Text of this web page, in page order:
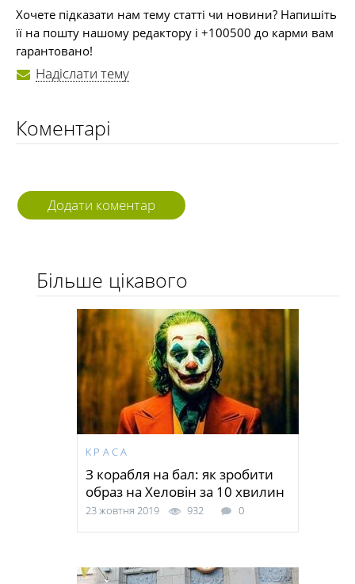
Хочете підказати нам тему статті чи новини? Напишіть
її на пошту нашому редактору і +100500 до карми вам
гарантовано!
Надіслати тему
Коментарі
Додати коментар
Більше цікавого
КРАСА
З корабля на бал: як зробити
образ на Хеловін за 10 хвилин
23 жовтня 2019 932 0